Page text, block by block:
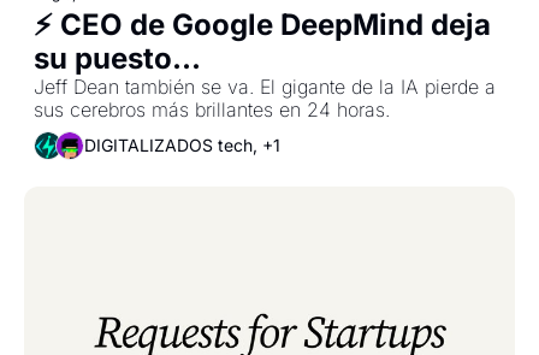
⚡ CEO de Google DeepMind deja
su puesto...
Jeff Dean también se va. El gigante de la IA pierde a
sus cerebros más brillantes en 24 horas.
DIGITALIZADOS tech, +1